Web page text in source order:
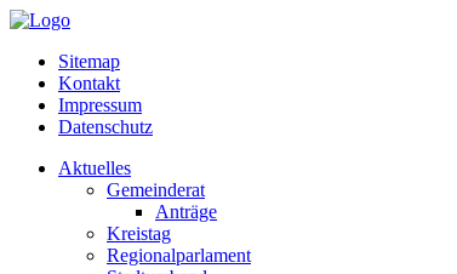
Sitemap
Kontakt
Impressum
Datenschutz
Aktuelles
Gemeinderat
Anträge
Kreistag
Regionalparlament